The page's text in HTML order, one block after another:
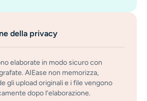
della privacy
elaborate in modo sicuro con
AIEase non memorizza,
gli upload originali e i file vengono
dopo l’elaborazione.